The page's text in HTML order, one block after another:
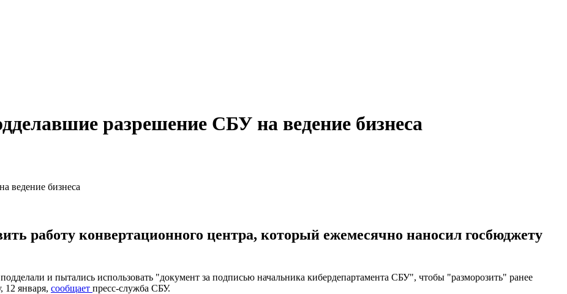
разрешение СБУ на ведение бизнеса
работу конвертационного центра, который ежемесячно наносил госбюджету
и пытались использовать "документ за подписью начальника кибердепартамента СБУ", чтобы "разморозить" ранее
12 января, сообщает пресс-служба СБУ.